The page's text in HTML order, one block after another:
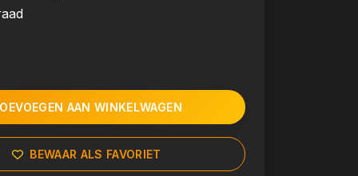
AAN WINKELWAGEN
BEWAAR ALS FAVORIET